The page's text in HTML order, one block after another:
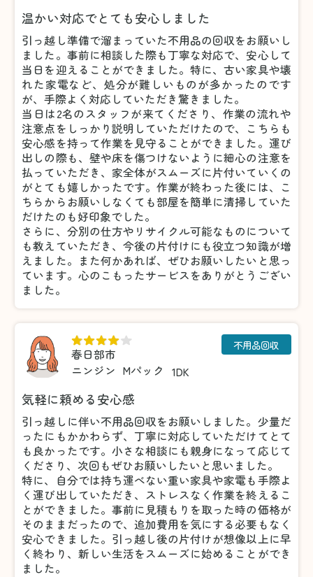
温かい対応でとても安心しました
引っ越し準備で溜まっていた不用品の回収をお願いし
ました。事前に相談した際も丁寧な対応で、安心して
当日を迎えることができました。特に、古い家具や壊
れた家電など、処分が難しいものが多かったのです
が、手際よく対応していただき驚きました。
当日は2名のスタッフが来てくださり、作業の流れや
注意点をしっかり説明していただけたので、こちらも
安心感を持って作業を見守ることができました。運び
出しの際も、壁や床を傷つけないように細心の注意を
払っていただき、家全体がスムーズに片付いていくの
がとても嬉しかったです。作業が終わった後には、こ
ちらからお願いしなくても部屋を簡単に清掃していた
だけたのも好印象でした。
さらに、分別の仕方やリサイクル可能なものについて
も教えていただき、今後の片付けにも役立つ知識が増
えました。また何かあれば、ぜひお願いしたいと思っ
ています。心のこもったサービスをありがとうござい
ました。
春日部市
ニンジン Mパック 1DK
不用品回収
気軽に頼める安心感
引っ越しに伴い不用品回収をお願いしました。少量だ
ったにもかかわらず、丁寧に対応していただけてとて
も良かったです。小さな相談にも親身になって応じて
くださり、次回もぜひお願いしたいと思いました。
特に、自分では持ち運べない重い家具や家電も手際よ
く運び出していただき、ストレスなく作業を終えるこ
とができました。事前に見積もりを取った時の価格が
そのままだったので、追加費用を気にする必要もなく
安心できました。引っ越し後の片付けが想像以上に早
く終わり、新しい生活をスムーズに始めることができ
ました。